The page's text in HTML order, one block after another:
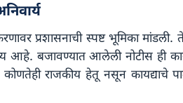
प्रशासनाची स्पष्ट भूमिका
आहे. बजावण्यात आलेली नोटीस ही
कोणतेही राजकीय हेतू नसून कायद्याचे